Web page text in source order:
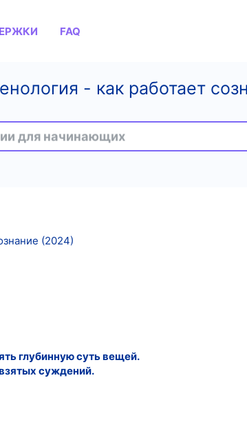
FAQ
- как работает
для начинающих
(2024)
глубинную суть вещей.
суждений.